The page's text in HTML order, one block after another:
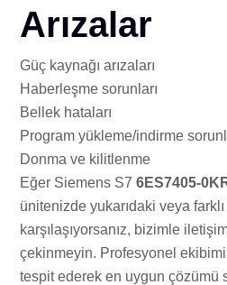
Arızalar
Güç kaynağı arızaları
Haberleşme sorunları
Bellek hataları
Program yükleme/indirme
Donma ve kilitlenme
Eğer Siemens S7 6ES7405-
ünitenizde yukarıdaki veya
karşılaşıyorsanız, bizimle
çekinmeyin. Profesyonel
tespit ederek en uygun çözümü